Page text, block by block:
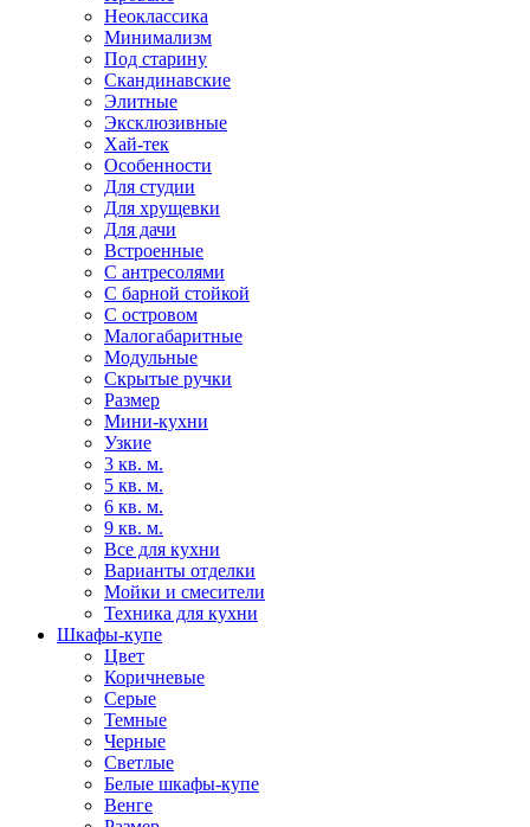
Неоклассика
Минимализм
Под старину
Скандинавские
Элитные
Эксклюзивные
Хай-тек
Особенности
Для студии
Для хрущевки
Для дачи
Встроенные
С антресолями
С барной стойкой
С островом
Малогабаритные
Модульные
Скрытые ручки
Размер
Мини-кухни
Узкие
3 кв. м.
5 кв. м.
6 кв. м.
9 кв. м.
Все для кухни
Варианты отделки
Мойки и смесители
Техника для кухни
Шкафы-купе
Цвет
Коричневые
Серые
Темные
Черные
Светлые
Белые шкафы-купе
Венге